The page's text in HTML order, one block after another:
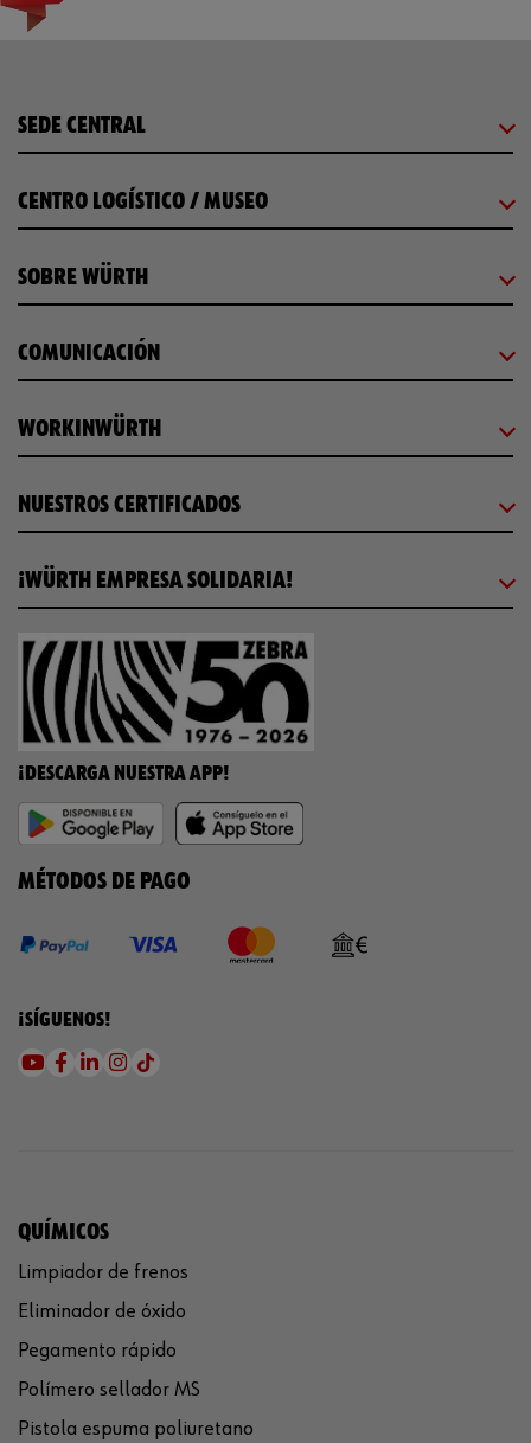
SEDE CENTRAL
CENTRO LOGÍSTICO / MUSEO
SOBRE WÜRTH
COMUNICACIÓN
WORKINWÜRTH
NUESTROS CERTIFICADOS
¡WÜRTH EMPRESA SOLIDARIA!
¡DESCARGA NUESTRA APP!
MÉTODOS DE PAGO
¡SÍGUENOS!
QUÍMICOS
Limpiador de frenos
Eliminador de óxido
Pegamento rápido
Polímero sellador MS
Pistola espuma poliuretano